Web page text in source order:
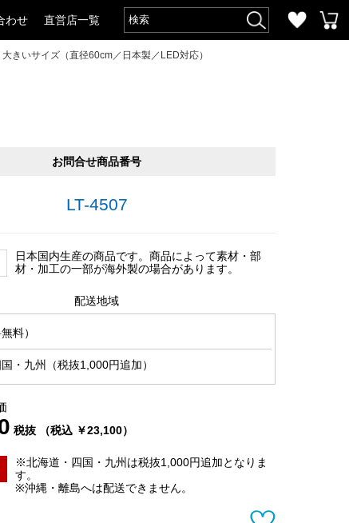
わせ 直営店一覧
きいサイズ（直径60cm／日本製／LED対応）
お問合せ商品番号
LT-4507
日本国内生産の商品です。商品によって素材・部
材・加工の一部が海外製の場合があります。
配送地域
料）
・九州（税抜1,000円追加）
税抜 （税込 ￥23,100）
※北海道・四国・九州は税抜1,000円追加となりま
す。
※沖縄・離島へは配送できません。